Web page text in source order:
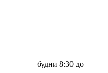
будни 8:30 до